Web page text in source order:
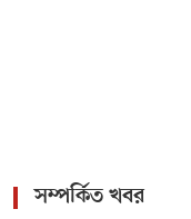
সম্পর্কিত খবর